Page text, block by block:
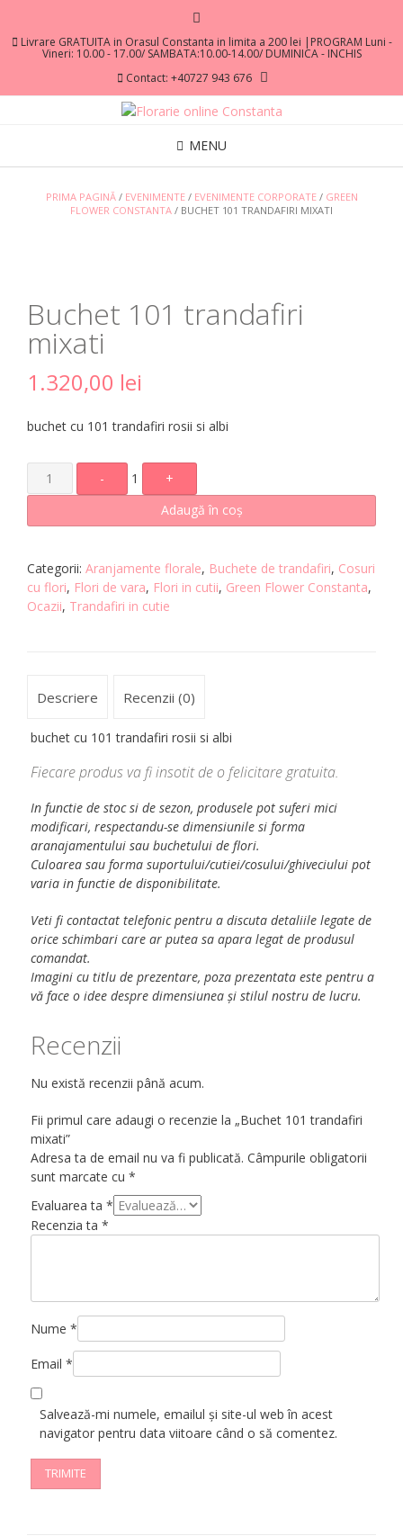
Livrare GRATUITA in Orasul Constanta in limita a 200 lei |PROGRAM Luni -
Vineri: 10.00 - 17.00/ SAMBATA:10.00-14.00/ DUMINICA - INCHIS
Contact: +40727 943 676
MENU
PRIMA PAGINĂ/ EVENIMENTE/ EVENIMENTE CORPORATE/ GREEN
FLOWER CONSTANTA / BUCHET 101 TRANDAFIRI MIXATI
Buchet 101 trandafiri
mixati
1.320,00 lei
buchet cu 101 trandafiri rosii si albi
- 1
+
Adaugă în coș
Categorii: Aranjamente florale, Buchete de trandafiri, Cosuri
cu flori, Flori de vara, Flori in cutii, Green Flower Constanta,
Ocazii, Trandafiri in cutie
Descriere Recenzii (0)
buchet cu 101 trandafiri rosii si albi
Fiecare produs va fi insotit de o felicitare gratuita.
In functie de stoc si de sezon, produsele pot suferi mici
modificari, respectandu-se dimensiunile si forma
aranajamentului sau buchetului de flori.
Culoarea sau forma suportului/cutiei/cosului/ghiveciului pot
varia in functie de disponibilitate.
Veti fi contactat telefonic pentru a discuta detaliile legate de
orice schimbari care ar putea sa apara legat de produsul
comandat.
Imagini cu titlu de prezentare, poza prezentata este pentru a
vă face o idee despre dimensiunea și stilul nostru de lucru.
Recenzii
Nu există recenzii până acum.
Fii primul care adaugi o recenzie la „Buchet 101 trandafiri
mixati”
Adresa ta de email nu va fi publicată. Câmpurile obligatorii
sunt marcate cu *
Evaluarea ta *
Recenzia ta *
Nume *
Email *
Salvează-mi numele, emailul și site-ul web în acest
navigator pentru data viitoare când o să comentez.